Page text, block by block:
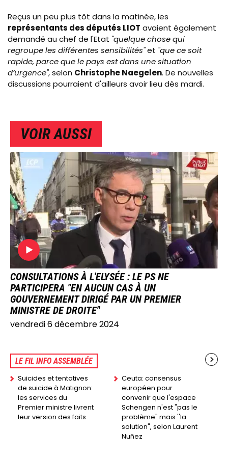
Reçus un peu plus tôt dans la matinée, les
représentants des députés LIOT avaient également
demandé au chef de l'Etat "quelque chose qui
regroupe les différentes sensibilités"et "que ce soit
rapide, parce que le pays est dans une situation
d’urgence", selon Christophe Naegelen. De nouvelles
discussions pourraient d'ailleurs avoir lieu dès mardi.
VOIR AUSSI
IMAGE
CONSULTATIONS À L'ELYSÉE : LE PS NE
PARTICIPERA "EN AUCUN CAS À UN
GOUVERNEMENT DIRIGÉ PAR UN PREMIER
MINISTRE DE DROITE"
vendredi 6 décembre 2024
LE FIL INFO ASSEMBLÉE
Suicides et tentatives
de suicide à Matignon:
les services du
Premier ministre livrent
leur version des faits
Ceuta: consensus
européen pour
convenir que l'espace
Schengen n'est "pas le
problème" mais ''la
solution", selon Laurent
Nuñez